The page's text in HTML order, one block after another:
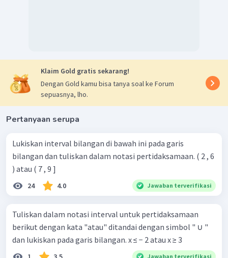
Klaim Gold gratis sekarang!
Dengan Gold kamu bisa tanya soal ke Forum
sepuasnya, lho.
Pertanyaan serupa
Lukiskan interval bilangan di bawah ini pada garis
bilangan dan tuliskan dalam notasi pertidaksamaan. ( 2 , 6
) atau ( 7 , 9 ]
24 4.0 Jawaban terverifikasi
Tuliskan dalam notasi interval untuk pertidaksamaan
berikut dengan kata "atau" ditandai dengan simbol " ∪ "
dan lukiskan pada garis bilangan. x ≤ − 2 atau x ≥ 3
Jawaban terverifikasi